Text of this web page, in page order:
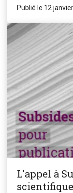
Publié le 12
L'appel à